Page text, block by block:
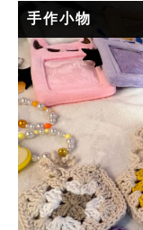
手作小物